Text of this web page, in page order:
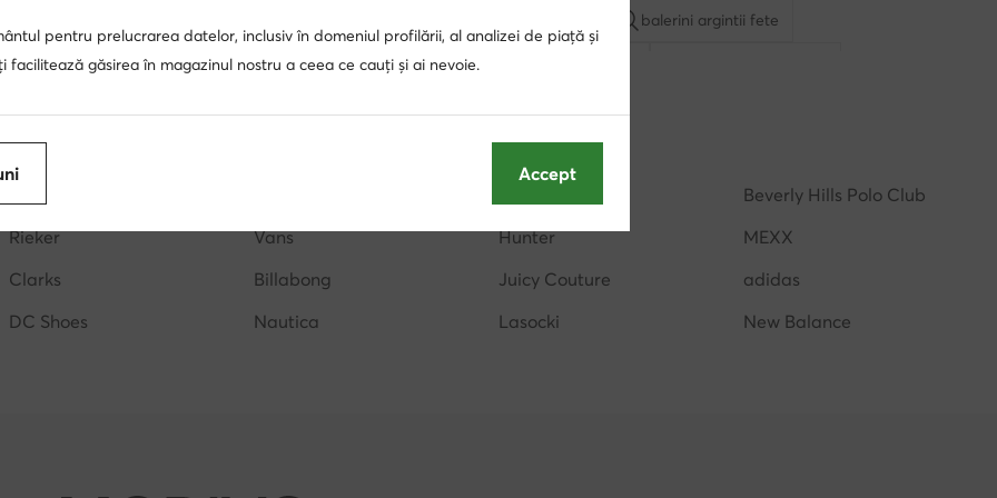
balerini argintii fete
baieti adidasi Nike fete pantofi Reebok copii
Beverly Hills Polo Club
Rieker Vans Hunter
MEXX
Clarks Billabong Juicy Couture
adidas
DC Shoes Nautica Lasocki New Balance
pentru prelucrarea datelor, inclusiv în domeniul profilării, al analizei de piață și
facilitează găsirea în magazinul nostru a ceea ce cauți și ai nevoie.
Accept